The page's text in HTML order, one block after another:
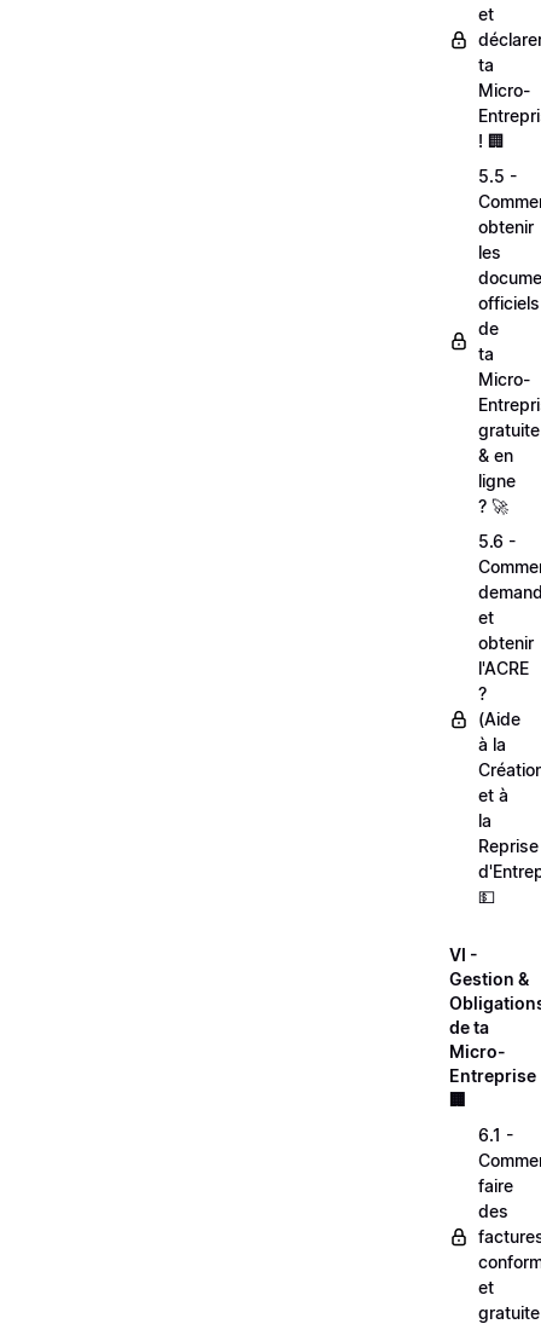
et
ta
Micro-
! 🏢
5.5 -
obtenir
les
officiels
de
ta
Micro-
& en
ligne
? 🚀
5.6 -
et
obtenir
l'ACRE
?
(Aide
à la
et à
la
Reprise
💵
VI -
Gestion &
de ta
Micro-
Entreprise
🏢
6.1 -
faire
des
et